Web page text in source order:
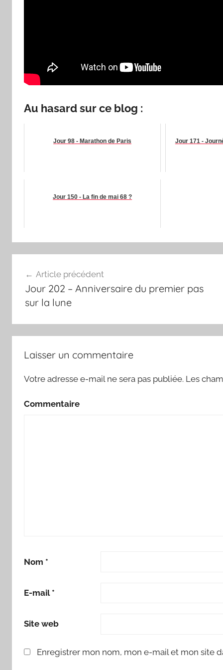
Au hasard sur ce blog :
Jour 98 - Marathon de Paris Jour 171 -
Jour 150 - La fin de mai 68 ?
de
l’article
Article précédent
Jour 202 – Anniversaire du premier pas
sur la lune
Laisser un commentaire
Votre adresse e-mail ne sera pas publiée. Les
Commentaire
Nom *
E-mail *
Site web
Enregistrer mon nom, mon e-mail et mon site